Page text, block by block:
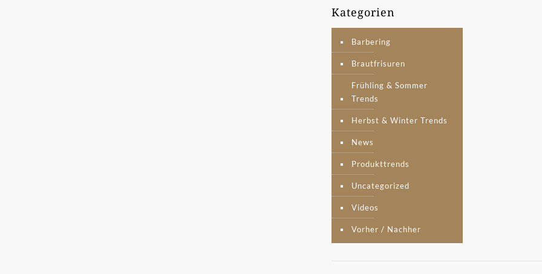
Kategorien
Barbering
Brautfrisuren
Frühling & Sommer
Trends
Herbst & Winter Trends
News
Produkttrends
Uncategorized
Videos
Vorher / Nachher